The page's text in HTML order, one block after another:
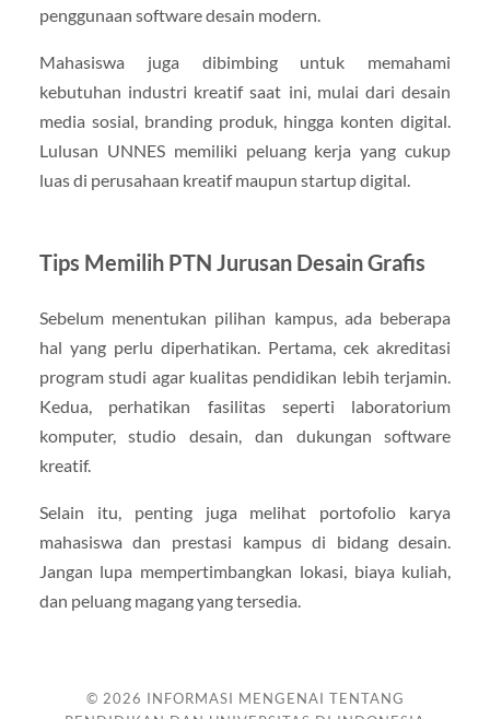
penggunaan software desain modern.
Mahasiswa juga dibimbing untuk memahami
kebutuhan industri kreatif saat ini, mulai dari desain
media sosial, branding produk, hingga konten digital.
Lulusan UNNES memiliki peluang kerja yang cukup
luas di perusahaan kreatif maupun startup digital.
Tips Memilih PTN Jurusan Desain Grafis
Sebelum menentukan pilihan kampus, ada beberapa
hal yang perlu diperhatikan. Pertama, cek akreditasi
program studi agar kualitas pendidikan lebih terjamin.
Kedua, perhatikan fasilitas seperti laboratorium
komputer, studio desain, dan dukungan software
kreatif.
Selain itu, penting juga melihat portofolio karya
mahasiswa dan prestasi kampus di bidang desain.
Jangan lupa mempertimbangkan lokasi, biaya kuliah,
dan peluang magang yang tersedia.
© 2026 INFORMASI MENGENAI TENTANG